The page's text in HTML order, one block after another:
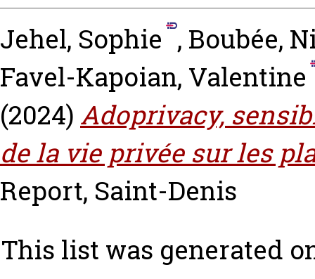
Jehel, Sophie , Boubée,
Favel-Kapoian, Valentine
(2024) Adoprivacy,
de la vie privée sur les
Report, Saint-Denis
This list was generated